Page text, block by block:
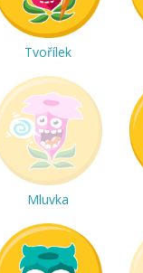
Tvořílek
Mluvka